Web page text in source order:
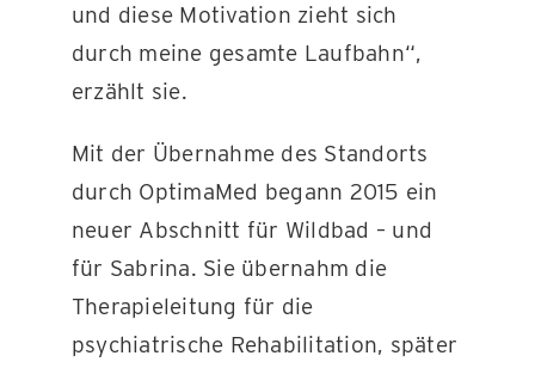
und diese Motivation zieht sich
durch meine gesamte Laufbahn“,
erzählt sie.
Mit der Übernahme des Standorts
durch OptimaMed begann 2015 ein
neuer Abschnitt für Wildbad – und
für Sabrina. Sie übernahm die
Therapieleitung für die
psychiatrische Rehabilitation, später